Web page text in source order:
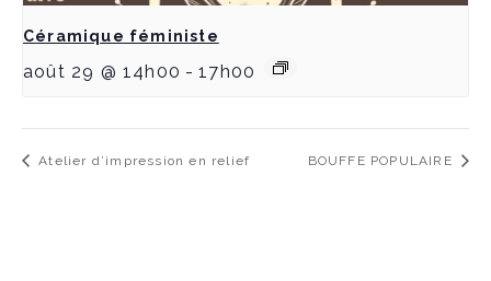
Céramique féministe
août 29 @ 14h00 - 17h00
Atelier d’impression en relief BOUFFE POPULAIRE